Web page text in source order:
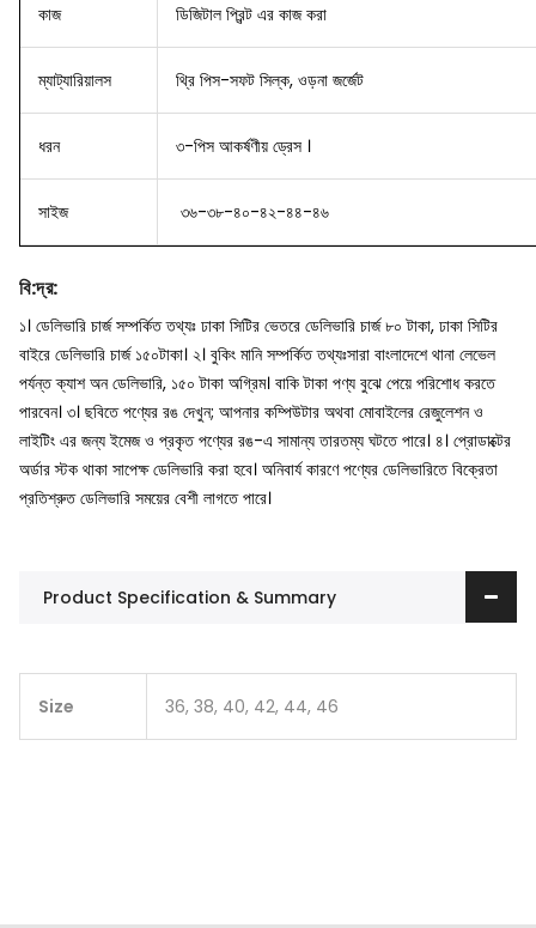
কাজ ডিজিটাল প্রিন্ট এর কাজ করা
ম্যাট্যারিয়ালস থ্রি পিস-সফট সিল্ক, ওড়না জর্জেট
ধরন ৩-পিস আকর্ষণীয় ড্রেস ।
সাইজ ৩৬-৩৮-৪০-৪২-৪৪-৪৬
বি:দ্র:
১। ডেলিভারি চার্জ সম্পর্কিত তথ্যঃ ঢাকা সিটির ভেতরে ডেলিভারি চার্জ ৮০ টাকা, ঢাকা সিটির
বাইরে ডেলিভারি চার্জ ১৫০টাকা। ২। বুকিং মানি সম্পর্কিত তথ্যঃসারা বাংলাদেশে থানা লেভেল
পর্যন্ত ক্যাশ অন ডেলিভারি, ১৫০ টাকা অগ্রিম। বাকি টাকা পণ্য বুঝে পেয়ে পরিশোধ করতে
পারবেন। ৩। ছবিতে পণ্যের রঙ দেখুন; আপনার কম্পিউটার অথবা মোবাইলের রেজুলেশন ও
লাইটিং এর জন্য ইমেজ ও প্রকৃত পণ্যের রঙ-এ সামান্য তারতম্য ঘটতে পারে। ৪। প্রোডাক্টের
অর্ডার স্টক থাকা সাপেক্ষ ডেলিভারি করা হবে। অনিবার্য কারণে পণ্যের ডেলিভারিতে বিক্রেতা
প্রতিশ্রুত ডেলিভারি সময়ের বেশী লাগতে পারে।
Product Specification & Summary
Size 36, 38, 40, 42, 44, 46